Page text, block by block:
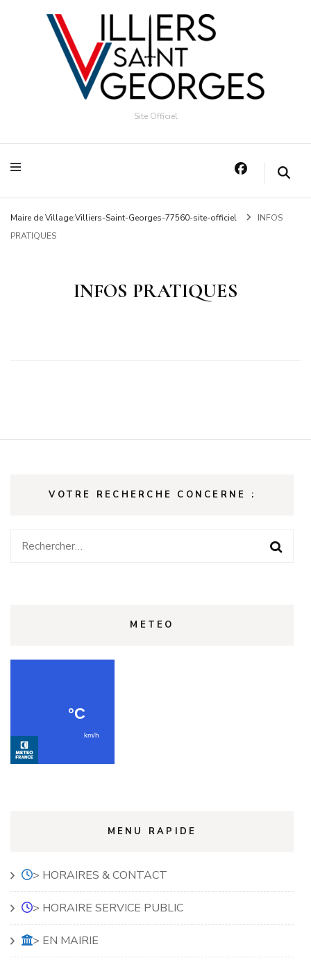
Site Officiel
Maire de Village:Villiers-Saint-Georges-77560-site-officiel
INFOS
PRATIQUES
INFOS PRATIQUES
VOTRE RECHERCHE CONCERNE :
Rechercher :
METEO
MENU RAPIDE
> HORAIRES & CONTACT
> HORAIRE SERVICE PUBLIC
> EN MAIRIE